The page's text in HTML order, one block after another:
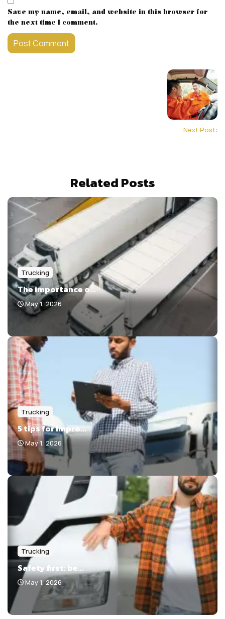
Save my name, email, and website in this browser for
the next time I comment.
Next Post:
Related Posts
Trucking
The importance o...
May 1, 2026
Trucking
5 tips for impro...
May 1, 2026
Trucking
Safety first: be...
May 1, 2026